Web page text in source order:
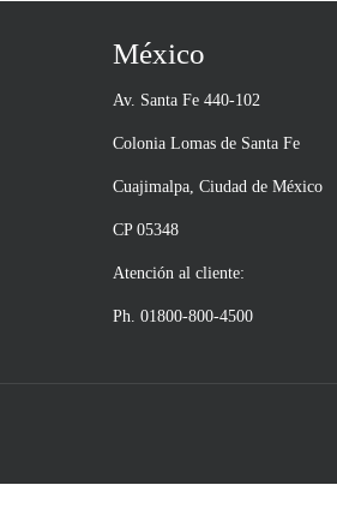
México
Av. Santa Fe 440-102
Colonia Lomas de Santa Fe
Cuajimalpa, Ciudad de México
CP 05348
Atención al cliente:
Ph. 01800-800-4500